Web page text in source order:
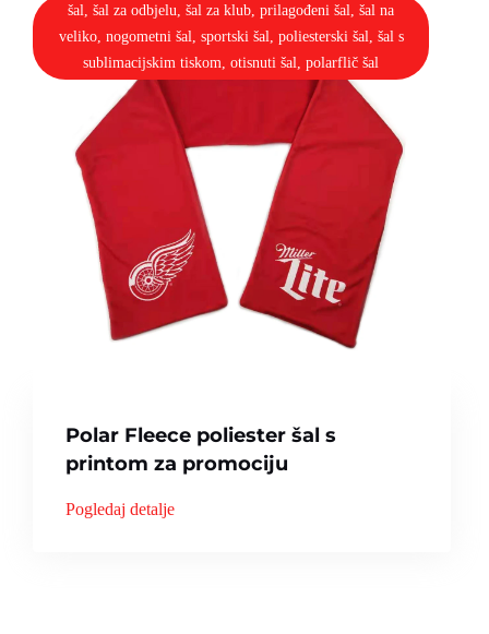
šal, šal za odbjelu, šal za klub, prilagođeni šal, šal na
veliko, nogometni šal, sportski šal, poliesterski šal, šal s
sublimacijskim tiskom, otisnuti šal, polarflič šal
Polar Fleece poliester šal s
printom za promociju
Pogledaj detalje